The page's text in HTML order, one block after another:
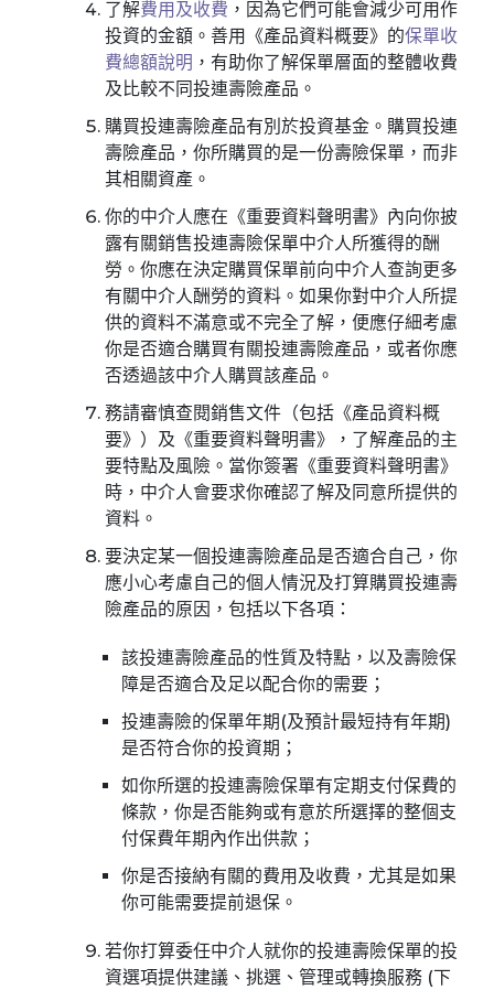
了解費用及收費 ，因為它們可能會減少可用作
投資的金額。善用《產品資料概要》的保單收
費總額說明 ，有助你了解保單層面的整體收費
及比較不同投連壽險產品。
購買投連壽險產品有別於投資基金。購買投連
壽險產品，你所購買的是一份壽險保單，而非
其相關資產。
你的中介人應在《重要資料聲明書》內向你披
露有關銷售投連壽險保單中介人所獲得的酬
勞。你應在決定購買保單前向中介人查詢更多
有關中介人酬勞的資料。如果你對中介人所提
供的資料不滿意或不完全了解，便應仔細考慮
你是否適合購買有關投連壽險產品，或者你應
否透過該中介人購買該產品。
務請審慎查閱銷售文件（包括《產品資料概
要》）及《重要資料聲明書》，了解產品的主
要特點及風險。當你簽署《重要資料聲明書》
時，中介人會要求你確認了解及同意所提供的
資料。
要決定某一個投連壽險產品是否適合自己，你
應小心考慮自己的個人情況及打算購買投連壽
險產品的原因，包括以下各項：
該投連壽險產品的性質及特點，以及壽險保
障是否適合及足以配合你的需要；
投連壽險的保單年期(及預計最短持有年期)
是否符合你的投資期；
如你所選的投連壽險保單有定期支付保費的
條款，你是否能夠或有意於所選擇的整個支
付保費年期內作出供款；
你是否接納有關的費用及收費，尤其是如果
你可能需要提前退保。
若你打算委任中介人就你的投連壽險保單的投
資選項提供建議、挑選、管理或轉換服務 (下